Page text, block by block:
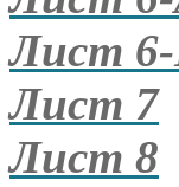
Лист
Лист 7
Лист 8